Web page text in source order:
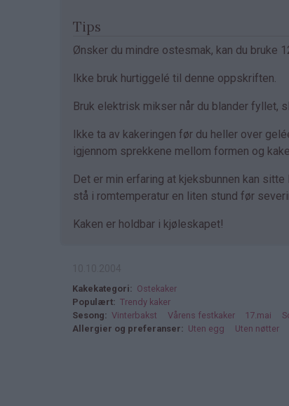
Tips
Ønsker du mindre ostesmak, kan du bruke
Ikke bruk hurtiggelé til denne oppskriften.
Bruk elektrisk mikser når du blander fyllet,
Ikke ta av kakeringen før du heller over
igjennom sprekkene mellom formen og
Det er min erfaring at kjeksbunnen kan
stå i romtemperatur en liten stund før
Kaken er holdbar i kjøleskapet!
Kakekategori
Ostekaker
Populært
Trendy kaker
Sesong
Vinterbakst Vårens festkaker 17.mai
Allergier og preferanser
Uten egg Uten nøtter